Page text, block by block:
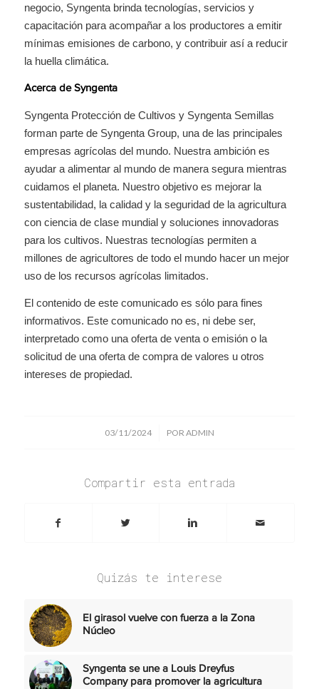
negocio, Syngenta brinda tecnologías, servicios y
capacitación para acompañar a los productores a emitir
mínimas emisiones de carbono, y contribuir así a reducir
la huella climática.
Acerca de Syngenta
Syngenta Protección de Cultivos y Syngenta Semillas
forman parte de Syngenta Group, una de las principales
empresas agrícolas del mundo. Nuestra ambición es
ayudar a alimentar al mundo de manera segura mientras
cuidamos el planeta. Nuestro objetivo es mejorar la
sustentabilidad, la calidad y la seguridad de la agricultura
con ciencia de clase mundial y soluciones innovadoras
para los cultivos. Nuestras tecnologías permiten a
millones de agricultores de todo el mundo hacer un mejor
uso de los recursos agrícolas limitados.
El contenido de este comunicado es sólo para fines
informativos. Este comunicado no es, ni debe ser,
interpretado como una oferta de venta o emisión o la
solicitud de una oferta de compra de valores u otros
intereses de propiedad.
03/11/2024
/ POR ADMIN
Compartir esta entrada
Quizás te interese
El girasol vuelve con fuerza a la Zona
Núcleo
Syngenta se une a Louis Dreyfus
Company para promover la agricultura